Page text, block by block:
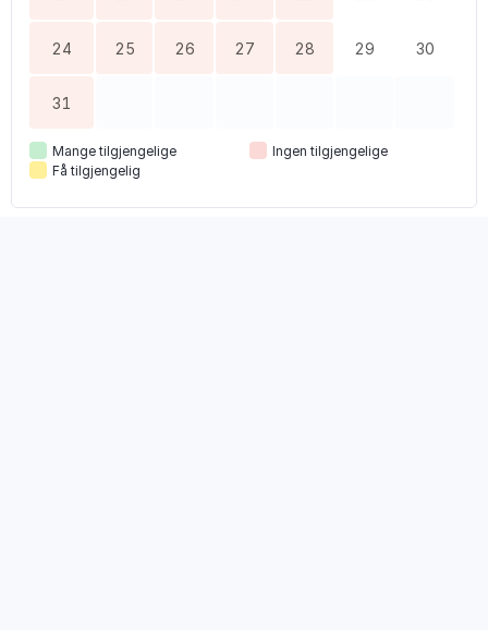
24 25 26 27 28 29 30
31
Mange tilgjengelige
Ingen tilgjengelige
Få tilgjengelig